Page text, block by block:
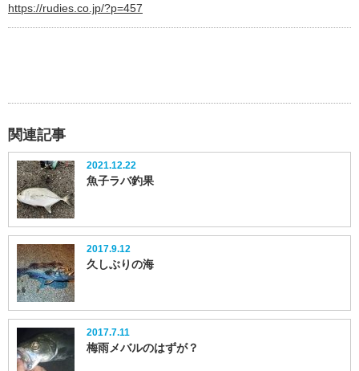
https://rudies.co.jp/?p=457
関連記事
2021.12.22
魚子ラバ釣果
2017.9.12
久しぶりの海
2017.7.11
梅雨メバルのはずが？